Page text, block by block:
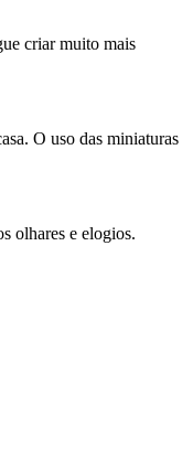
criar muito mais
O uso das miniaturas
olhares e elogios.